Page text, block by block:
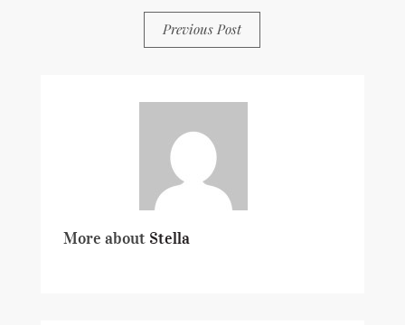
Previous Post
More about Stella